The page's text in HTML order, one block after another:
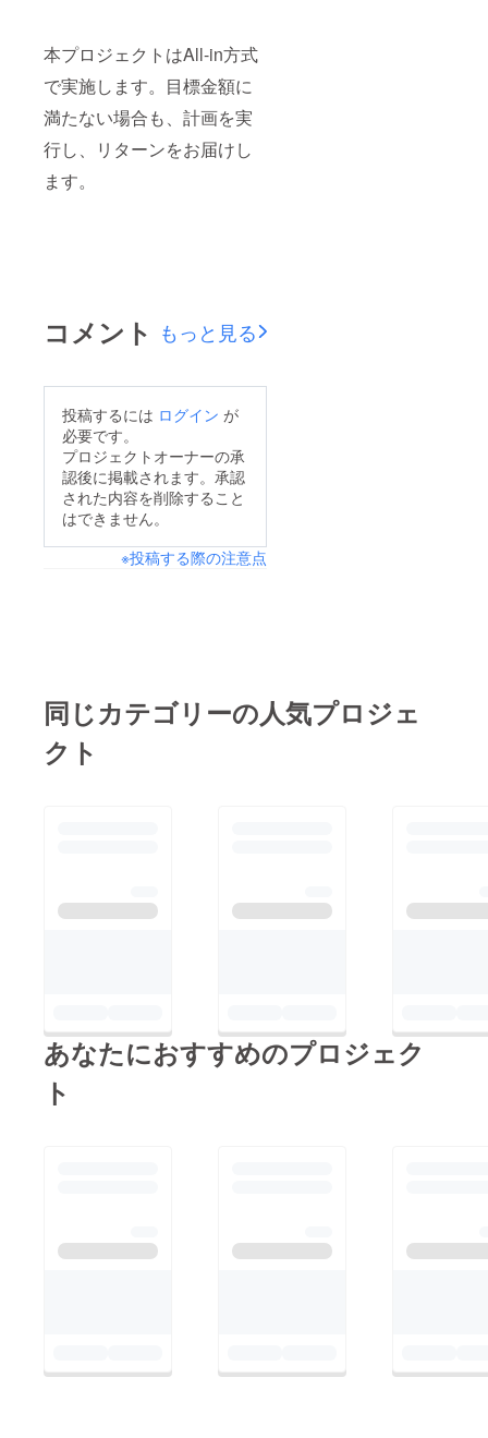
本プロジェクトはAll-in方式
で実施します。目標金額に
満たない場合も、計画を実
行し、リターンをお届けし
ます。
コメント もっと見る
投稿するには ログイン が
必要です。
プロジェクトオーナーの承
認後に掲載されます。承認
された内容を削除すること
はできません。
※投稿する際の注意点
同じカテゴリーの人気プロジェ
クト
あなたにおすすめのプロジェク
ト